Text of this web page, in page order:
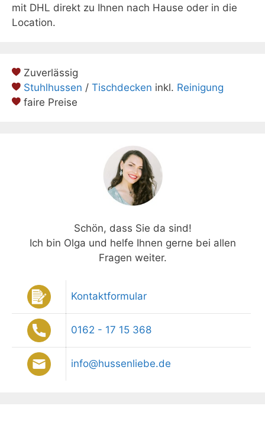
mit DHL direkt zu Ihnen nach Hause oder in die
Location.
Zuverlässig
Stuhlhussen / Tischdecken inkl. Reinigung
faire Preise
Schön, dass Sie da sind!
Ich bin Olga und helfe Ihnen gerne bei allen
Fragen weiter.
Kontaktformular
0162 - 17 15 368
info@hussenliebe.de